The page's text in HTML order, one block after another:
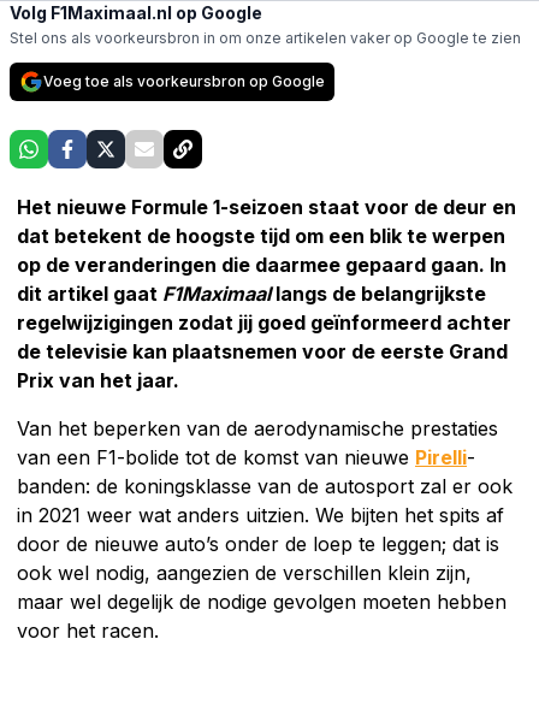
Volg F1Maximaal.nl op Google
Stel ons als voorkeursbron in om onze artikelen vaker op Google te zien
Voeg toe als voorkeursbron op Google
Het nieuwe Formule 1-seizoen staat voor de deur en
dat betekent de hoogste tijd om een blik te werpen
op de veranderingen die daarmee gepaard gaan. In
dit artikel gaat F1Maximaallangs de belangrijkste
regelwijzigingen zodat jij goed geïnformeerd achter
de televisie kan plaatsnemen voor de eerste Grand
Prix van het jaar.
Van het beperken van de aerodynamische prestaties
van een F1-bolide tot de komst van nieuwe Pirelli-
banden: de koningsklasse van de autosport zal er ook
in 2021 weer wat anders uitzien. We bijten het spits af
door de nieuwe auto’s onder de loep te leggen; dat is
ook wel nodig, aangezien de verschillen klein zijn,
maar wel degelijk de nodige gevolgen moeten hebben
voor het racen.